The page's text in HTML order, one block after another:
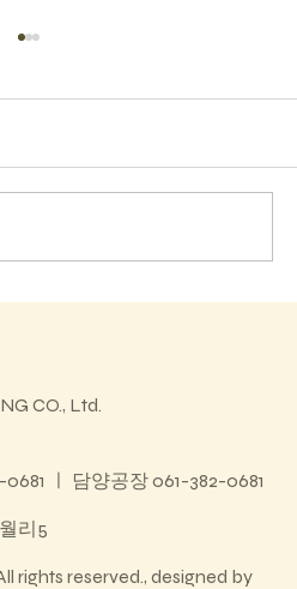
CO., Ltd.
ㅣ 담양공장 061-382-0681
리5
rights reserved., designed by